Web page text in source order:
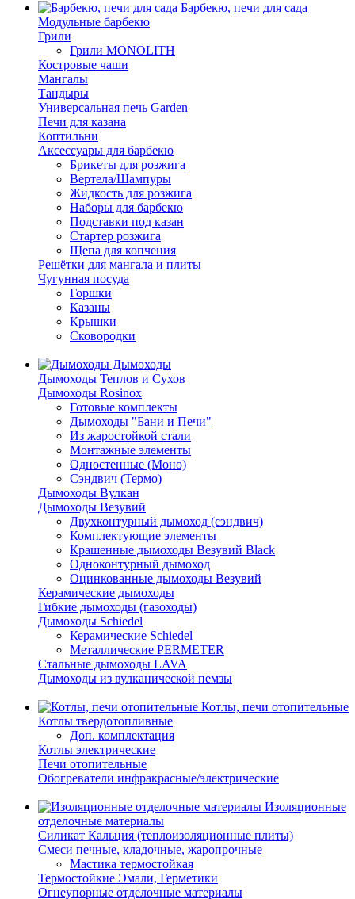
Барбекю, печи для сада
Модульные барбекю
Грили
Грили MONOLITH
Костровые чаши
Мангалы
Тандыры
Универсальная печь Garden
Печи для казана
Коптильни
Аксессуары для барбекю
Брикеты для розжига
Вертела/Шампуры
Жидкость для розжига
Наборы для барбекю
Подставки под казан
Стартер розжига
Щепа для копчения
Решётки для мангала и плиты
Чугунная посуда
Горшки
Казаны
Крышки
Сковородки
Дымоходы
Дымоходы Теплов и Сухов
Дымоходы Rosinox
Готовые комплекты
Дымоходы "Бани и Печи"
Из жаростойкой стали
Монтажные элементы
Одностенные (Моно)
Сэндвич (Термо)
Дымоходы Вулкан
Дымоходы Везувий
Двухконтурный дымоход (сэндвич)
Комплектующие элементы
Крашенные дымоходы Везувий Black
Одноконтурный дымоход
Оцинкованные дымоходы Везувий
Керамические дымоходы
Гибкие дымоходы (газоходы)
Дымоходы Schiedel
Керамические Schiedel
Металлические PERMETER
Стальные дымоходы LAVA
Дымоходы из вулканической пемзы
Котлы, печи отопительные
Котлы твердотопливные
Доп. комплектация
Котлы электрические
Печи отопительные
Обогреватели инфракрасные/электрические
Изоляционные
отделочные материалы
Силикат Кальция (теплоизоляционные плиты)
Смеси печные, кладочные, жаропрочные
Мастика термостойкая
Термостойкие Эмали, Герметики
Огнеупорные отделочные материалы